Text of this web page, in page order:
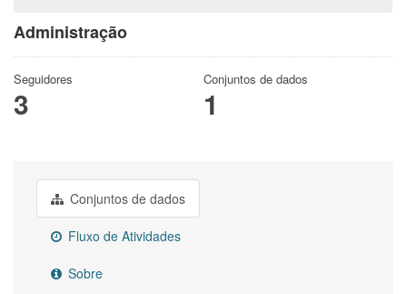
Administração
Seguidores
3
Conjuntos de dados
1
Conjuntos de dados
Fluxo de Atividades
Sobre